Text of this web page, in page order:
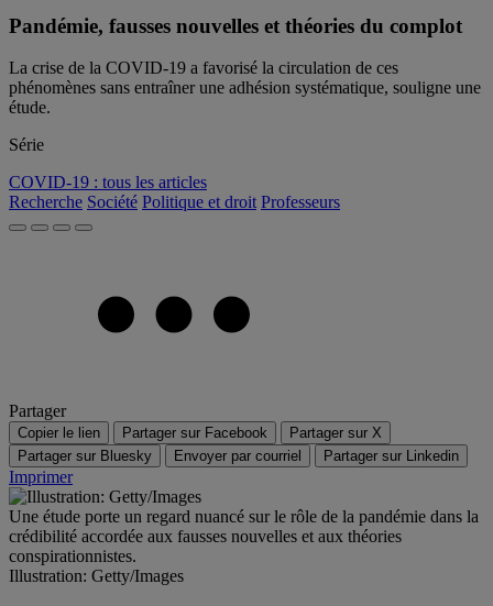
Pandémie, fausses nouvelles et théories du complot
La crise de la COVID-19 a favorisé la circulation de ces
phénomènes sans entraîner une adhésion systématique, souligne une
étude.
Série
COVID-19 : tous les articles
Recherche Société Politique et droit Professeurs
Partager
Copier le lien Partager sur Facebook
Partager sur X
Partager sur Bluesky
Envoyer par courriel Partager sur Linkedin
Imprimer
Une étude porte un regard nuancé sur le rôle de la pandémie dans la
crédibilité accordée aux fausses nouvelles et aux théories
conspirationnistes.
Illustration: Getty/Images